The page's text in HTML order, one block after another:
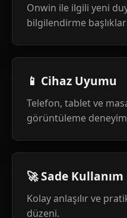
Onwin ile ilgili yeni
bilgilendirme
📱 Cihaz Uyumu
Telefon, tablet ve
görüntüleme
🚀 Sade Kullanım
Kolay anlaşılır ve
düzeni.